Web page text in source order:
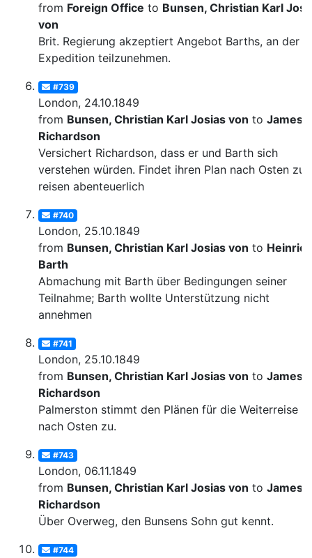
from Foreign Office to Bunsen, Christian Karl
von
Brit. Regierung akzeptiert Angebot Barths, an der
Expedition teilzunehmen.
#739
London, 24.10.1849
from Bunsen, Christian Karl Josias von to James
Richardson
Versichert Richardson, dass er und Barth sich
verstehen würden. Findet ihren Plan nach Osten zu
reisen abenteuerlich
#740
London, 25.10.1849
from Bunsen, Christian Karl Josias von to Heinrich
Barth
Abmachung mit Barth über Bedingungen seiner
Teilnahme; Barth wollte Unterstützung nicht
annehmen
#741
London, 25.10.1849
from Bunsen, Christian Karl Josias von to James
Richardson
Palmerston stimmt den Plänen für die Weiterreise
nach Osten zu.
#743
London, 06.11.1849
from Bunsen, Christian Karl Josias von to James
Richardson
Über Overweg, den Bunsens Sohn gut kennt.
#744